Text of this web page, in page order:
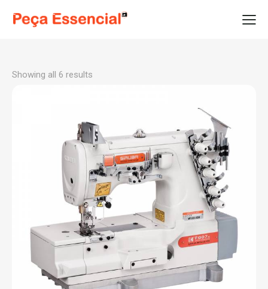
Showing all 6 results